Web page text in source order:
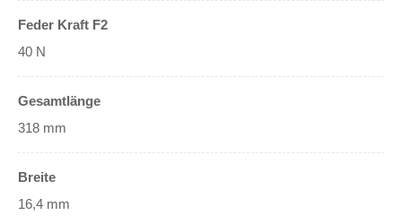
Feder Kraft F2
40 N
Gesamtlänge
318 mm
Breite
16,4 mm